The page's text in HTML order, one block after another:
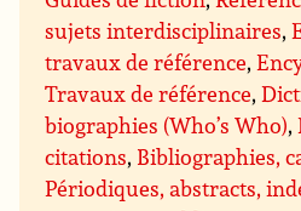
sujets interdisciplinaires,
travaux de référence,
Travaux de référence,
biographies (Who’s Who),
citations, Bibliographies,
Périodiques, abstracts,